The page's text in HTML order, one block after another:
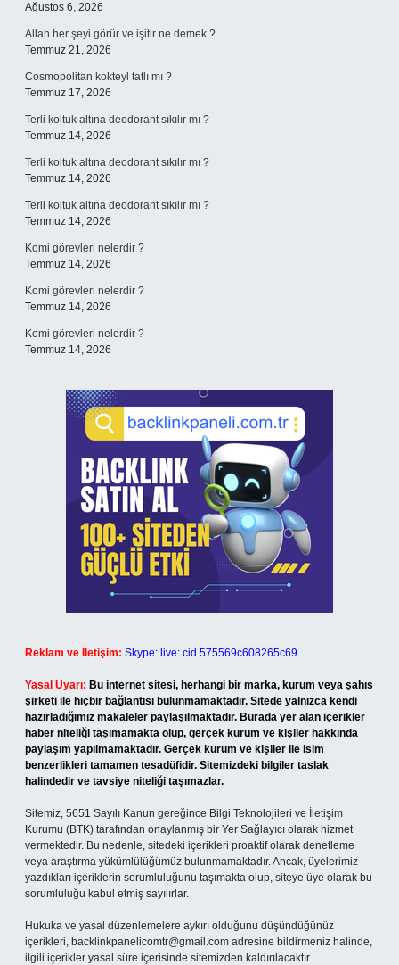
Ağustos 6, 2026
Allah her şeyi görür ve işitir ne demek ?
Temmuz 21, 2026
Cosmopolitan kokteyl tatlı mı ?
Temmuz 17, 2026
Terli koltuk altına deodorant sıkılır mı ?
Temmuz 14, 2026
Terli koltuk altına deodorant sıkılır mı ?
Temmuz 14, 2026
Terli koltuk altına deodorant sıkılır mı ?
Temmuz 14, 2026
Komi görevleri nelerdir ?
Temmuz 14, 2026
Komi görevleri nelerdir ?
Temmuz 14, 2026
Komi görevleri nelerdir ?
Temmuz 14, 2026
Reklam ve İletişim: Skype: live:.cid.575569c608265c69
Yasal Uyarı: Bu internet sitesi, herhangi bir marka, kurum veya şahıs
şirketi ile hiçbir bağlantısı bulunmamaktadır. Sitede yalnızca kendi
hazırladığımız makaleler paylaşılmaktadır. Burada yer alan içerikler
haber niteliği taşımamakta olup, gerçek kurum ve kişiler hakkında
paylaşım yapılmamaktadır. Gerçek kurum ve kişiler ile isim
benzerlikleri tamamen tesadüfidir. Sitemizdeki bilgiler taslak
halindedir ve tavsiye niteliği taşımazlar.
Sitemiz, 5651 Sayılı Kanun gereğince Bilgi Teknolojileri ve İletişim
Kurumu (BTK) tarafından onaylanmış bir Yer Sağlayıcı olarak hizmet
vermektedir. Bu nedenle, sitedeki içerikleri proaktif olarak denetleme
veya araştırma yükümlülüğümüz bulunmamaktadır. Ancak, üyelerimiz
yazdıkları içeriklerin sorumluluğunu taşımakta olup, siteye üye olarak bu
sorumluluğu kabul etmiş sayılırlar.
Hukuka ve yasal düzenlemelere aykırı olduğunu düşündüğünüz
içerikleri, backlinkpanelicomtr@gmail.com adresine bildirmeniz halinde,
ilgili içerikler yasal süre içerisinde sitemizden kaldırılacaktır.